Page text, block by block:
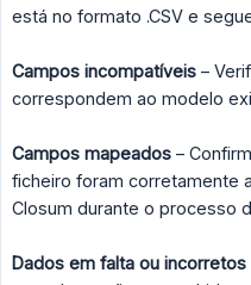
está no formato .CSV e
Campos incompatíveis –
correspondem ao modelo
Campos mapeados –
ficheiro foram corretamente
Closum durante o processo
Dados em falta ou incorretos